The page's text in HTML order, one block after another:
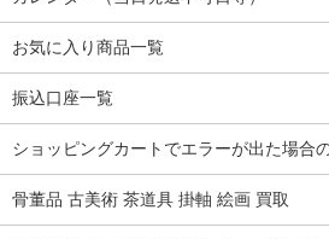
お気に入り商品一覧
振込口座一覧
ショッピングカートでエラーが出た場合
骨董品 古美術 茶道具 掛軸 絵画 買取